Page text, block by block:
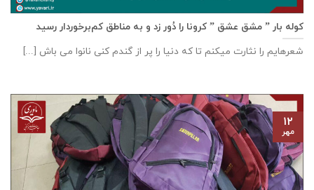
کوله بار ” مشق عشق ” کرونا را دُور زد و به مناطق کم‌برخوردار رسید
شعرهایم را نثارت میکنم تا که دنیا را پر از گندم کنی نانوا می باش [...]
۱۲
مهر